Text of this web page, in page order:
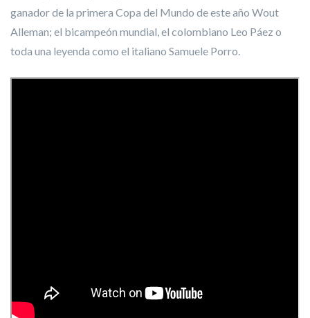
ganador de la primera Copa del Mundo de este año Wout
Alleman; el bicampeón mundial, el colombiano Leo Páez o
toda una leyenda como el italiano Samuele Porro.